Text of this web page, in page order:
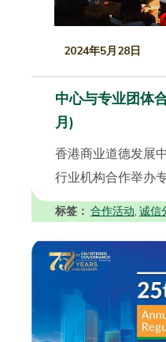
2024年5月28日
中心与专业团体
月)
香港商业道德发展
行业机构合作举办
标签： 合作活动, 诚信